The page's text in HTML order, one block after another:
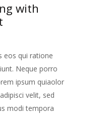
with
eos qui ratione
Neque porro
ipsum quiaolor
velit, sed
modi tempora